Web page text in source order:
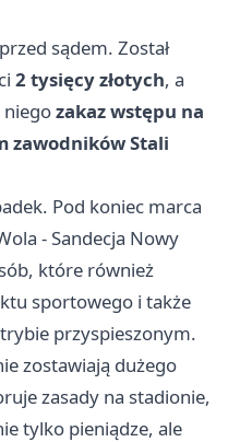
sądem. Został
2 tysięcy złotych, a
niegozakaz wstępu na
zawodników Stali
Pod koniec marca
- Sandecja Nowy
które również
sportowego i także
przyspieszonym.
zostawiają dużego
zasady na stadionie,
tylko pieniądze, ale